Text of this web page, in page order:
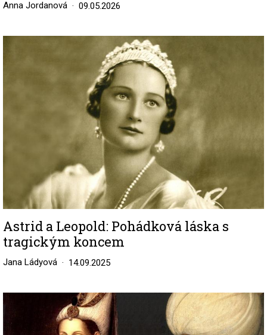
Anna Jordanová 09.05.2026
Astrid a Leopold: Pohádková láska s
tragickým koncem
Jana Ládyová 14.09.2025